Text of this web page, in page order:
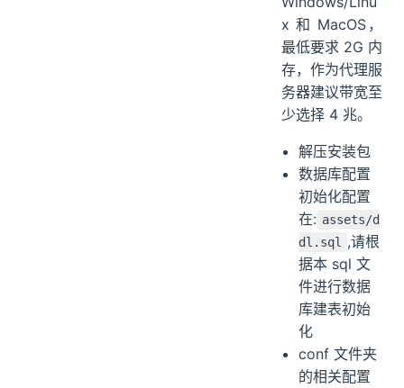
x 和 MacOS，
最低要求 2G 内
存，作为代理服
务器建议带宽至
少选择 4 兆。
解压安装包
数据库配置
初始化配置
在: assets/d
dl.sql
,请根
据本 sql 文
件进行数据
库建表初始
化
conf 文件夹
的相关配置